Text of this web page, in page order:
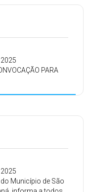
PARA
Município de São